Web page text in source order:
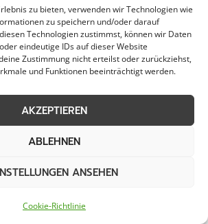
zu bieten, verwenden wir Technologien wie
zu speichern und/oder darauf
Technologien zustimmst, können wir Daten
eindeutige IDs auf dieser Website
Zustimmung nicht erteilst oder zurückziehst,
und Funktionen beeinträchtigt werden.
AKZEPTIEREN
ABLEHNEN
ANSEHEN
Cookie-Richtlinie
Schneeräumdienst, der ihnen
abnimmt und für
sorgt. Durch eine frühzeitige
Schneeräumungsdienste in
können sich alle Beteiligten auf
Ablauf verlassen und den
genießen.